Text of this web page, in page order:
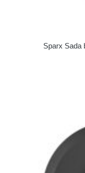
Sparx Sada